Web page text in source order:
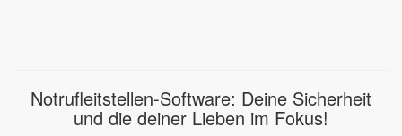
Notrufleitstellen-Software: Deine Sicherheit
und die deiner Lieben im Fokus!